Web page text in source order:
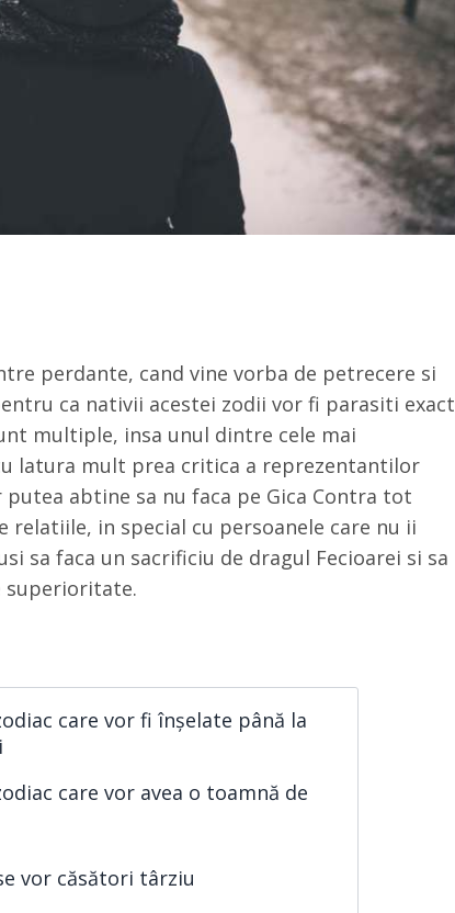
perdante, cand vine vorba de petrecere si
ca nativii acestei zodii vor fi parasiti exact
multiple, insa unul dintre cele mai
latura mult prea critica a reprezentantilor
putea abtine sa nu faca pe Gica Contra tot
in special cu persoanele care nu ii
sa faca un sacrificiu de dragul Fecioarei si sa
superioritate.
care vor fi înșelate până la
care vor avea o toamnă de
vor căsători târziu